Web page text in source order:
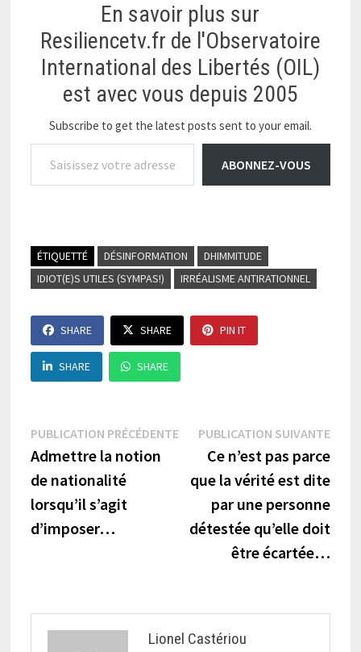
au moins le plan saoudien
"réfugiés"…
En savoir plus sur
Resiliencetv.fr de l'Observatoire
International des Libertés (OIL)
est avec vous depuis 2005
Subscribe to get the latest posts sent to your email.
Saisissez votre adresse e-mail…
ABONNEZ-VOUS
ÉTIQUETTÉ DÉSINFORMATION
DHIMMITUDE
IDIOT(E)S UTILES (SYMPAS!)
IRRÉALISME ANTIRATIONNEL
SHARE SHARE PIN IT
SHARE SHARE
Navigation
de
l’article
PUBLICATION PRÉCÉDENTEPublication
précédente :
Admettre la notion
de nationalité
lorsqu’il s’agit
d’imposer…
PUBLICATION SUIVANTE
Ce n’est pas parce
que la vérité est dite
par une personne
détestée qu’elle doit
être écartée…
Lionel Castériou